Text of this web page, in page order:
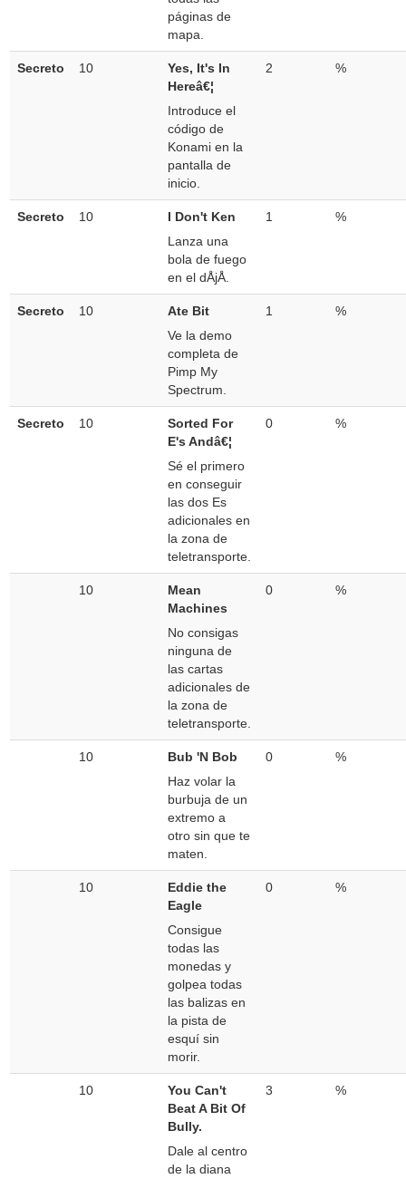
páginas de
mapa.
Secreto 10
Yes, It's In
Hereâ€¦
Introduce el
código de
Konami en la
pantalla de
inicio.
2 %
Secreto 10
I Don't Ken
Lanza una
bola de fuego
en el dÅjÅ.
1 %
Secreto 10
Ate Bit
Ve la demo
completa de
Pimp My
Spectrum.
1 %
Secreto 10
Sorted For
E's Andâ€¦
Sé el primero
en conseguir
las dos Es
adicionales en
la zona de
teletransporte.
0 %
10
Mean
Machines
No consigas
ninguna de
las cartas
adicionales de
la zona de
teletransporte.
0 %
10
Bub 'N Bob
Haz volar la
burbuja de un
extremo a
otro sin que te
maten.
0 %
10
Eddie the
Eagle
Consigue
todas las
monedas y
golpea todas
las balizas en
la pista de
esquí sin
morir.
0 %
10
You Can't
Beat A Bit Of
Bully.
Dale al centro
de la diana
3 %